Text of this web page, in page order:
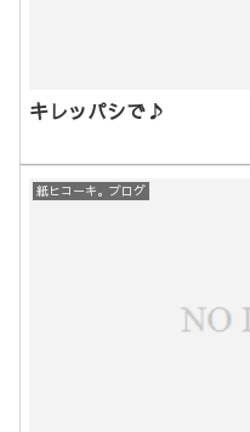
キレッパシで♪
紙ヒコーキ。ブログ